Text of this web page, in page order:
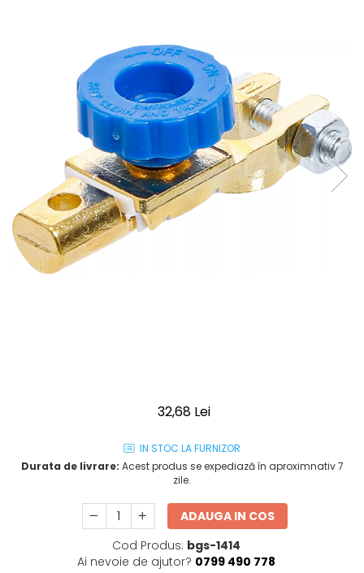
32,68 Lei
IN STOC LA FURNIZOR
Durata de livrare: Acest produs se expediază în aproximnativ 7
zile.
ADAUGA IN COS
Cod Produs: bgs-1414
Ai nevoie de ajutor? 0799 490 778